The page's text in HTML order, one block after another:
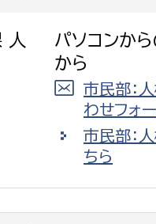
人
パソコンか
から
市民部：
わせフォ
市民部：
ちら